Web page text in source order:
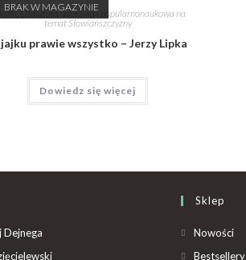
BRAK W MAGAZYNIE
, Literatura naukowa i popularnonaukowa na
temat Słowiańszczyzny
prawie wszystko – Jerzy Lipka
Dowiedz się więcej
Dejnega
Sklep
Nowości
Bestsellery